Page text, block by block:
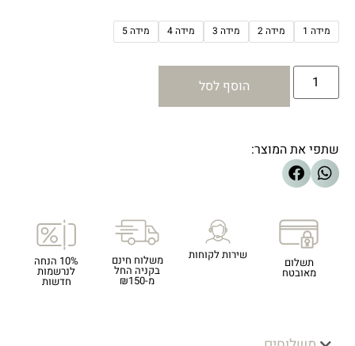
מידה 1 מידה 2 מידה 3 מידה 4 מידה 5
הוסף לסל
שתפי את המוצר:
תשלום
מאובטח
שירות לקוחות משלוח חינם
בקניה החל
מ-₪150
10% הנחה
לנרשמות
חדשות